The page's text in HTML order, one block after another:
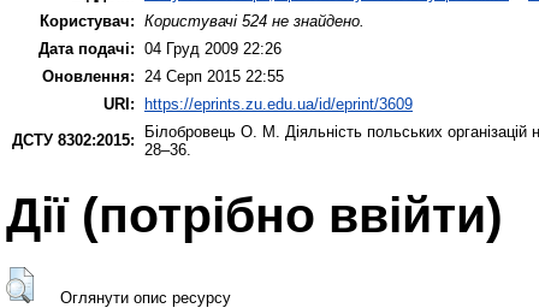
Користувач: Користувачі 524 не знайдено.
Дата подачі: 04 Груд 2009 22:26
Оновлення:
24 Серп 2015 22:55
URI: https://eprints.zu.edu.ua/id/eprint/3609
ДСТУ 8302:2015:
Білобровець О. М.
Діяльність польських
28–36.
Дії ​​(потрібно ввійти)
Оглянути опис ресурсу